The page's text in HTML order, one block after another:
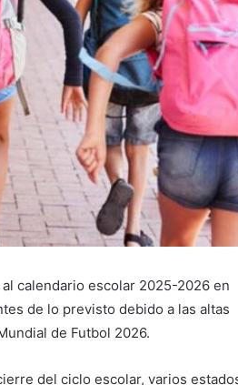
calendario escolar 2025-2026 en
de lo previsto debido a las altas
de Futbol 2026.
del ciclo escolar, varios